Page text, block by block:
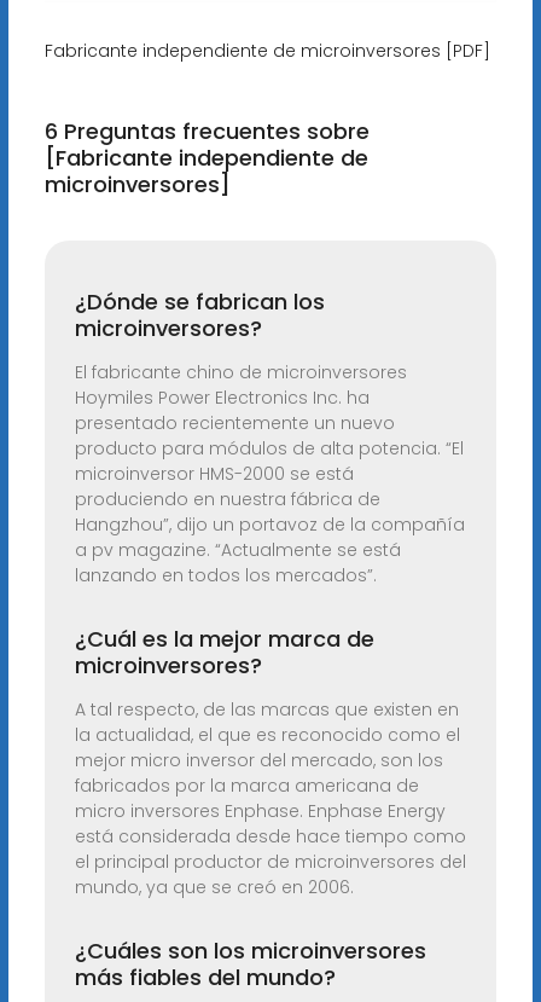
Fabricante independiente de microinversores [PDF]
6 Preguntas frecuentes sobre
[Fabricante independiente de
microinversores]
¿Dónde se fabrican los
microinversores?
El fabricante chino de microinversores
Hoymiles Power Electronics Inc. ha
presentado recientemente un nuevo
producto para módulos de alta potencia. “El
microinversor HMS-2000 se está
produciendo en nuestra fábrica de
Hangzhou”, dijo un portavoz de la compañía
a pv magazine. “Actualmente se está
lanzando en todos los mercados”.
¿Cuál es la mejor marca de
microinversores?
A tal respecto, de las marcas que existen en
la actualidad, el que es reconocido como el
mejor micro inversor del mercado, son los
fabricados por la marca americana de
micro inversores Enphase. Enphase Energy
está considerada desde hace tiempo como
el principal productor de microinversores del
mundo, ya que se creó en 2006.
¿Cuáles son los microinversores
más fiables del mundo?